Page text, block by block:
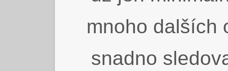
mnoho dalších
snadno